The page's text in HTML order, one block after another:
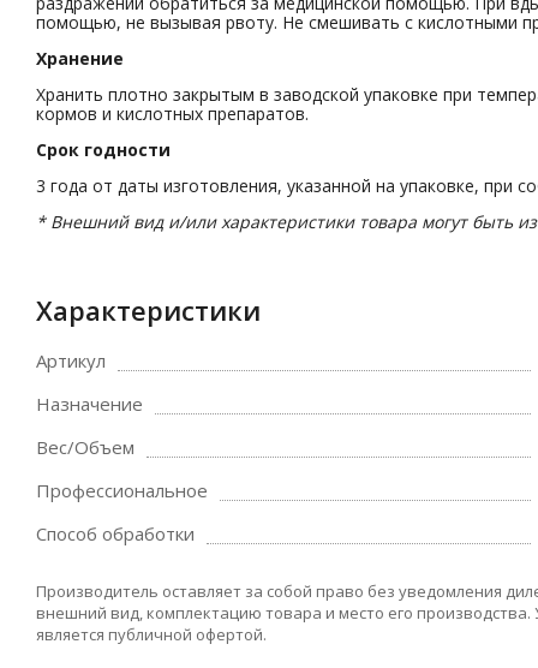
помощью, не вызывая рвоту. Не смешивать с кислотными
Хранение
Хранить плотно закрытым в заводской упаковке при
кормов и кислотных препаратов.
Срок годности
3 года от даты изготовления, указанной на упаковке, при
* Внешний вид и/или характеристики товара могут быть
Характеристики
Артикул
Назначение
Вес/Объем
Профессиональное
Способ обработки
Производитель оставляет за собой право без уведомления
внешний вид, комплектацию товара и место его
является публичной офертой.